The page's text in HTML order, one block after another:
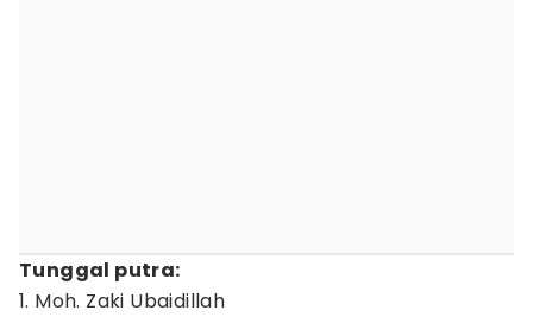
Tunggal putra:
1. Moh. Zaki Ubaidillah